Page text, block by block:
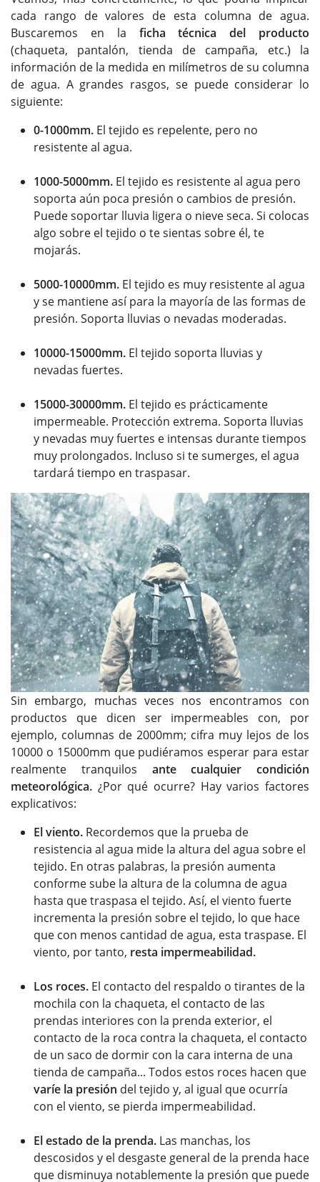
cada rango de valores de esta columna de agua.
Buscaremos en la ficha técnica del producto
(chaqueta, pantalón, tienda de campaña, etc.) la
información de la medida en milímetros de su columna
de agua. A grandes rasgos, se puede considerar lo
siguiente:
0-1000mm. El tejido es repelente, pero no
resistente al agua.
1000-5000mm. El tejido es resistente al agua pero
soporta aún poca presión o cambios de presión.
Puede soportar lluvia ligera o nieve seca. Si colocas
algo sobre el tejido o te sientas sobre él, te
mojarás.
5000-10000mm. El tejido es muy resistente al agua
y se mantiene así para la mayoría de las formas de
presión. Soporta lluvias o nevadas moderadas.
10000-15000mm. El tejido soporta lluvias y
nevadas fuertes.
15000-30000mm. El tejido es prácticamente
impermeable. Protección extrema. Soporta lluvias
y nevadas muy fuertes e intensas durante tiempos
muy prolongados. Incluso si te sumerges, el agua
tardará tiempo en traspasar.
Sin embargo, muchas veces nos encontramos con
productos que dicen ser impermeables con, por
ejemplo, columnas de 2000mm; cifra muy lejos de los
10000 o 15000mm que pudiéramos esperar para estar
realmente tranquilos ante cualquier condición
meteorológica. ¿Por qué ocurre? Hay varios factores
explicativos:
El viento. Recordemos que la prueba de
resistencia al agua mide la altura del agua sobre el
tejido. En otras palabras, la presión aumenta
conforme sube la altura de la columna de agua
hasta que traspasa el tejido. Así, el viento fuerte
incrementa la presión sobre el tejido, lo que hace
que con menos cantidad de agua, esta traspase. El
viento, por tanto, resta impermeabilidad.
Los roces. El contacto del respaldo o tirantes de la
mochila con la chaqueta, el contacto de las
prendas interiores con la prenda exterior, el
contacto de la roca contra la chaqueta, el contacto
de un saco de dormir con la cara interna de una
tienda de campaña... Todos estos roces hacen que
varíe la presión del tejido y, al igual que ocurría
con el viento, se pierda impermeabilidad.
El estado de la prenda. Las manchas, los
descosidos y el desgaste general de la prenda hace
que disminuya notablemente la presión que puede